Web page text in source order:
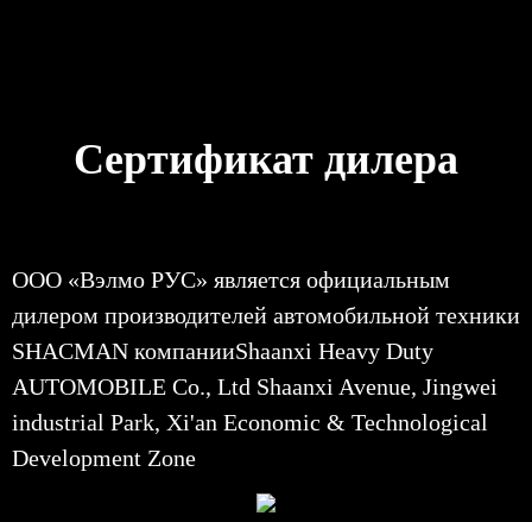
Сертификат дилера
ООО «Вэлмо РУС» является официальным
дилером производителей автомобильной техники
SHACMAN компанииShaanxi Heavy Duty
AUTOMOBILE Co., Ltd Shaanxi Avenue, Jingwei
industrial Park, Xi'an Economic & Technological
Development Zone